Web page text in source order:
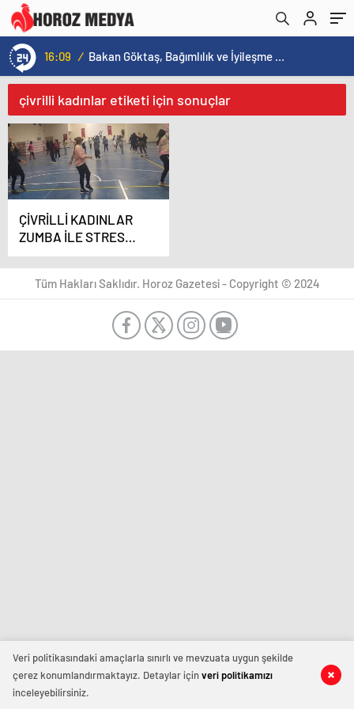
16:09 / Bakan Göktaş, Bağımlılık ve İyileşme Konulu Kadın Forumu’nda konuştu:
çivrilli kadınlar etiketi için sonuçlar
ÇİVRİLLİ KADINLAR
ZUMBA İLE STRES
ATIYOR
Tüm Hakları Saklıdır. Horoz Gazetesi - Copyright © 2024
Veri politikasındaki amaçlarla sınırlı ve mevzuata uygun şekilde
çerez konumlandırmaktayız. Detaylar içinveri politikamızı
inceleyebilirsiniz.